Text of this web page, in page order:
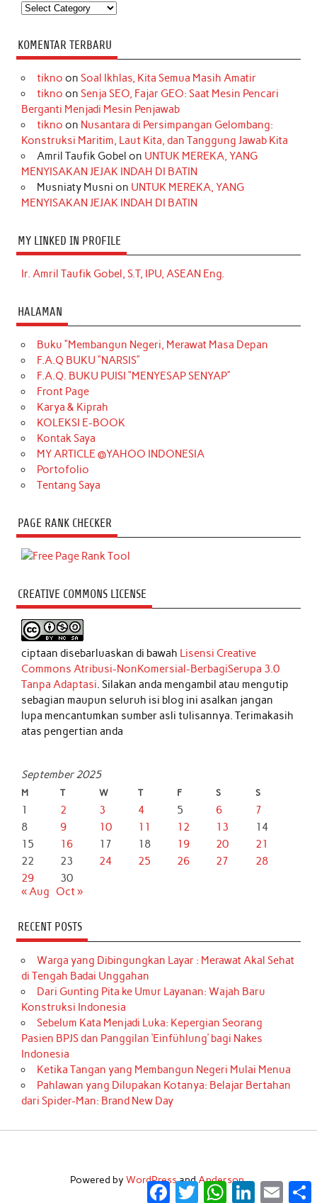
Kategori
KOMENTAR TERBARU
tikno on Soal Ikhlas, Kita Semua Masih Amatir
tikno on Senja SEO, Fajar GEO: Saat Mesin Pencari
Berganti Menjadi Mesin Penjawab
tikno on Nusantara di Persimpangan Gelombang:
Konstruksi Maritim, Laut Kita, dan Tanggung Jawab Kita
Amril Taufik Gobel on UNTUK MEREKA, YANG
MENYISAKAN JEJAK INDAH DI BATIN
Musniaty Musni on UNTUK MEREKA, YANG
MENYISAKAN JEJAK INDAH DI BATIN
MY LINKED IN PROFILE
Ir. Amril Taufik Gobel, S.T, IPU, ASEAN Eng.
HALAMAN
Buku “Membangun Negeri, Merawat Masa Depan
F.A.Q BUKU “NARSIS”
F.A.Q. BUKU PUISI “MENYESAP SENYAP”
Front Page
Karya & Kiprah
KOLEKSI E-BOOK
Kontak Saya
MY ARTICLE @YAHOO INDONESIA
Portofolio
Tentang Saya
PAGE RANK CHECKER
CREATIVE COMMONS LICENSE
ciptaan disebarluaskan di bawah Lisensi Creative
Commons Atribusi-NonKomersial-BerbagiSerupa 3.0
Tanpa Adaptasi. Silakan anda mengambil atau mengutip
sebagian maupun seluruh isi blog ini asalkan jangan
lupa mencantumkan sumber asli tulisannya. Terimakasih
atas pengertian anda
September 2025
M T W T F S S
1 2 3 4 5 6
7
8
9 10 11 12 13
14
15
16 17 18 19 20
21
22
23 24 25 26 27
28
29
30
« Aug
Oct »
RECENT POSTS
Warga yang Dibingungkan Layar : Merawat Akal Sehat
di Tengah Badai Unggahan
Dari Gunting Pita ke Umur Layanan: Wajah Baru
Konstruksi Indonesia
Sebelum Kata Menjadi Luka: Kepergian Seorang
Pasien BPJS dan Panggilan ‘Einfühlung’ bagi Nakes
Indonesia
Ketika Tangan yang Membangun Negeri Mulai Menua
Pahlawan yang Dilupakan Kotanya: Belajar Bertahan
dari Spider-Man: Brand New Day
Powered by WordPressandAnderson.
Facebook
TwitterWhatsApp
LinkedInEmail